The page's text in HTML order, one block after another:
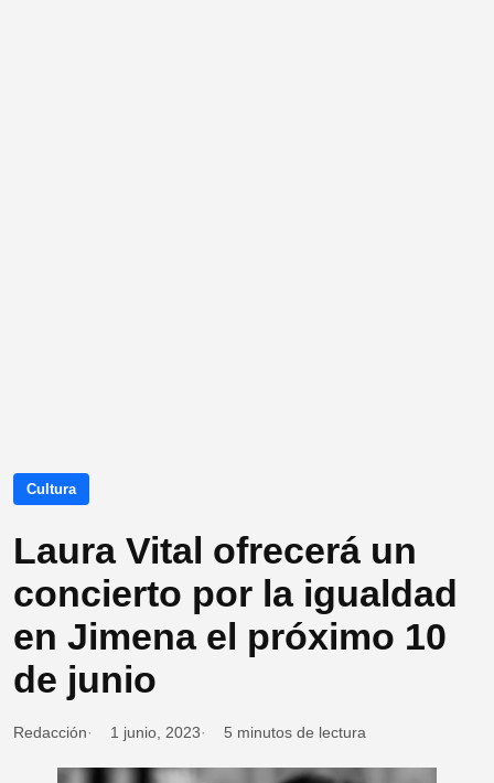
Cultura
Laura Vital ofrecerá un
concierto por la igualdad
en Jimena el próximo 10
de junio
Redacción 1 junio, 2023 5 minutos de lectura